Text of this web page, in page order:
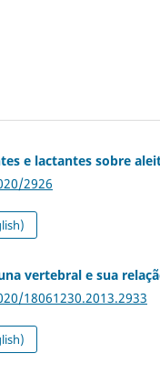
e lactantes sobre
2926
vertebral e sua
18061230.2013.2933